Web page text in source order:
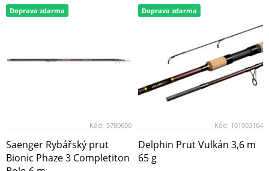
Doprava zdarma
Kód: 5780600
Saenger Rybářský prut
Bionic Phaze 3 Completiton
Doprava zdarma
Kód: 101003164
Delphin Prut Vulkán 3,6 m
65 g